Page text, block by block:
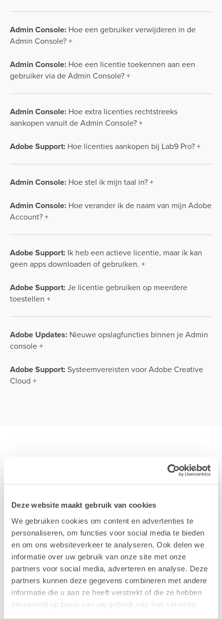
Deze website maakt gebruik van cookies
We gebruiken cookies om content en advertenties te
personaliseren, om functies voor social media te bieden
en om ons websiteverkeer te analyseren. Ook delen we
informatie over uw gebruik van onze site met onze
partners voor social media, adverteren en analyse. Deze
partners kunnen deze gegevens combineren met andere
informatie die u aan ze heeft verstrekt of die ze hebben
verzameld op basis van uw gebruik van hun services.
Admin Console: Hoe een gebruiker verwijderen in de
Admin Console? +
Admin Console: Hoe een licentie toekennen aan een
gebruiker via de Admin Console? +
Admin Console: Hoe extra licenties rechtstreeks
aankopen vanuit de Admin Console? +
Adobe Support: Hoe licenties aankopen bij Lab9 Pro? +
Admin Console: Hoe stel ik mijn taal in? +
Admin Console: Hoe verander ik de naam van mijn Adobe
Account? +
Adobe Support: Ik heb een actieve licentie, maar ik kan
geen apps downloaden of gebruiken. +
Adobe Support:Je licentie gebruiken op meerdere
toestellen +
Adobe Updates: Nieuwe opslagfuncties binnen je Admin
console +
Adobe Support:Systeemvereisten voor Adobe Creative
Cloud +
VOLG EEN ADOBE-OPLEIDING IN
ONZE ADOBE AUTHORISED
TRAINING CENTER
Lab9 Academy isAdobe Authorised Training Centre
(AATC). Dit is dé erkenning van Adobe uit dat er
kwalitatieve opleidingen gegeven worden in een
ideale lesomgeving.
EnkelAdobe Certified Instructors(ACI) mogen